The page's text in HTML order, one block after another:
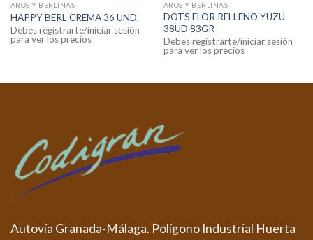
AROS Y BERLINAS
HAPPY BERL CREMA 36 UND.
Debes registrarte/iniciar sesión
para ver los precios
AROS Y BERLINAS
DOTS FLOR RELLENO YUZU
38UD 83GR
Debes registrarte/iniciar sesión
para ver los precios
Autovía Granada-Málaga. Polígono Industrial Huerta